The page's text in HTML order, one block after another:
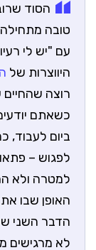
הסוד
טובה
עם "יש לי
היווצרות של
רוצה שהחיים שלי
כשאתם
ביום לעבוד,
לפגוש –
למטרה ולא
האופן שבו
הדבר השני
לא מרגישים